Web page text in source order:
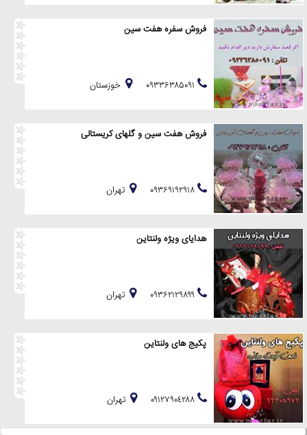
فروش سفره هفت سین
خوزستان
فروش هفت سین و گلهای کریستالی
تهران
هدایای ویژه ولنتاین
تهران
پکیج های ولنتاین
تهران